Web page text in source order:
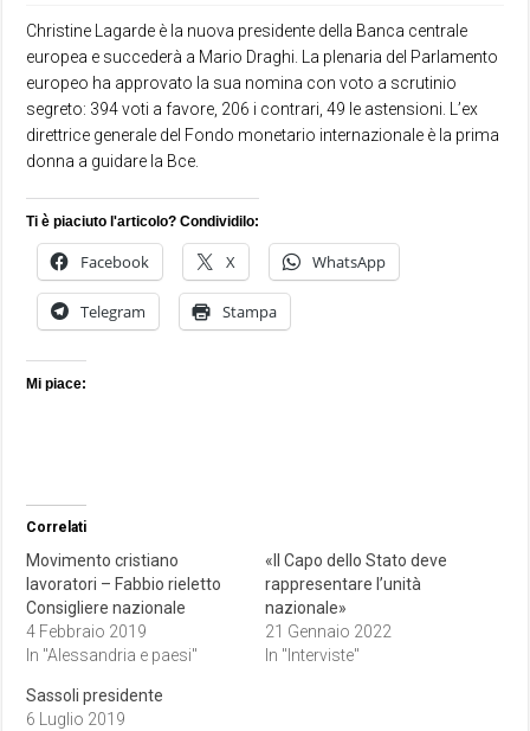
Christine Lagarde è la nuova presidente della Banca centrale
europea e succederà a Mario Draghi. La plenaria del Parlamento
europeo ha approvato la sua nomina con voto a scrutinio
segreto: 394 voti a favore, 206 i contrari, 49 le astensioni. L’ex
direttrice generale del Fondo monetario internazionale è la prima
donna a guidare la Bce.
Ti è piaciuto l'articolo? Condividilo:
Facebook X WhatsApp
Telegram Stampa
Mi piace:
Correlati
Movimento cristiano
lavoratori – Fabbio rieletto
Consigliere nazionale
4 Febbraio 2019
In "Alessandria e paesi"
«Il Capo dello Stato deve
rappresentare l’unità
nazionale»
21 Gennaio 2022
In "Interviste"
Sassoli presidente
6 Luglio 2019